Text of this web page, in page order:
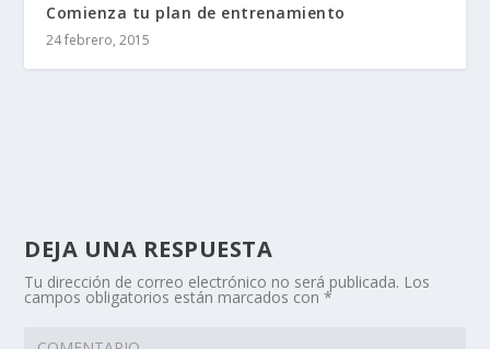
Comienza tu plan de entrenamiento
24 febrero, 2015
DEJA UNA RESPUESTA
Tu dirección de correo electrónico no será publicada. Los
campos obligatorios están marcados con*